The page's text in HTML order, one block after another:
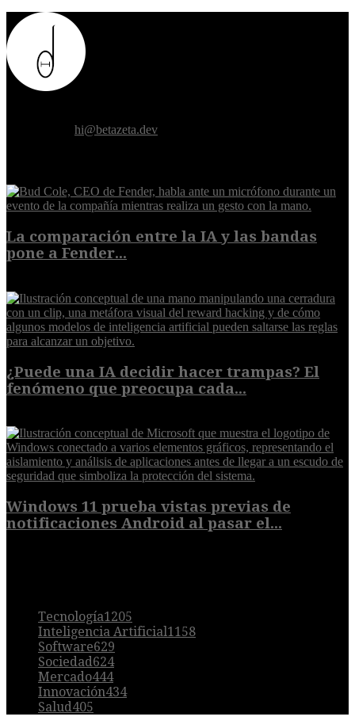
hi@betazeta.dev
La comparación entre la IA y las bandas
pone a Fender...
¿Puede una IA decidir hacer trampas? El
fenómeno que preocupa cada...
Windows 11 prueba vistas previas de
notificaciones Android al pasar el...
Tecnología1205
Inteligencia Artificial1158
Software629
Sociedad624
Mercado444
Innovación434
Salud405